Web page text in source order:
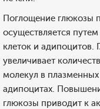
Поглощение глюкозы
осуществляется
клеток и адипоцитов.
увеличивает
молекул в
адипоцитах.
глюкозы приводит к